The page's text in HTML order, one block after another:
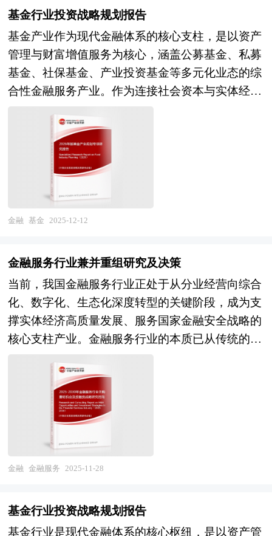
合"的演进趋势。一是服务智能化与个性化，AI驱
动的智能投顾将从标准化配置走向动态化、场景化
定制，基于客户人生大事（教育、置业、养老）
的"触发式"财富规划成为服务标配，数字员工与真
人顾问的"人机协同"模式重塑服务价值链；二是投
（SRI）从边缘走向主流，财富管理机构需构建涵
盖绿色产业、新能源、碳中和等领域的ESG产品谱
系，满足客户对可持续发展的价值诉求，同时应对
国际可持续信息披露标准趋同挑战；三是商业模式
生态化，开放式财富管理平台通过API接口整合银
行、证券、保险、信托、法律、税务等跨领域资
合解决方案转型。金融科技整合进一步加深，机构
与科技平台从"合作"走向"共生"，数据资产化能力
成为核心竞争壁垒。 本研究咨询报告由中研普华
咨询公司领衔撰写，在大量周密的市场调研基础
上，主要依据了国家统计局、国家商务部、国家发
改委、国家经济信息中心、国务院发展研究中心、
国家海关总署、全国商业信息中心、中国经济景气
监测中心、中国行业研究网、全国及海外相关报刊
杂志的基础信息以及财富管理行业研究单位等公布
和提供的大量资料。报告对我国财富管理行业的供
需状况、发展现状、子行业发展变化等进行了分
析，重点分析了国内外财富管理行业的发展现状、
竞争力，以及行业的投资分析和趋势预测等等。报
告还综合了财富管理行业的整体发展动态，对行业
布局，互联网巨头依托场景优势深度切入，专业中
前列。核心消费群体代际更迭显著，互联网原住民
成为购险主力，其碎片化、个性化、便捷化的需求
特征倒逼产品创新与体验升级。监管体系日臻完
善，从渠道治理到产品设计、从数据安全到消费者
权益保护形成全方位规范框架，行业合规经营基础
持续夯实。同时，针对下沉市场、银发群体、新市
民等普惠保险需求加速线上释放，场景化、定制化
的短期险、健康险、养老险产品矩阵不断丰富。
展望未来，技术赋能将贯穿保险价值链各环节，驱
动行业进入智能化深水区。基于物联网与行为数据
的动态定价模型将重塑风险评估逻辑，AI驱动的智
赋能保单存证与反欺诈能力，监管科技应用则强化
合规管理效能。产品层面，场景化创新将向更细分
的垂直领域延伸，与电商、出行、医疗、养老等生
态深度融合，形成"风险保障+服务资源"的一体化
解决方案。服务层面，客户经营从单次交易转向长
值服务成为差异化竞争关键，线上线下融合
（O2O）的全渠道服务体系日趋成熟。 本研究咨
询报告由中研普华咨询公司领衔撰写，在大量周密
的市场调研基础上，主要依据了国家统计局、国家
商务部、国家发改委、国家经济信息中心、国务院
发展研究中心、国家海关总署、全国商业信息中
险行业研究单位等公布和提供的大量资料。报告对
基金行业投资战略规划报告
基金产业作为现代金融体系的核心支柱，是以资产
管理与财富增值服务为核心，涵盖公募基金、私募
基金、社保基金、产业投资基金等多元化业态的综
合性金融服务产业。作为连接社会资本与实体经济
的关键枢纽，基金产业不仅是推动直接融资比重提
升、优化金融资源配置的战略载体，更是服务居民
财富管理需求、支持国家重大战略实施、促进产业
结构升级的重要引擎。在"十五五"时期，随着中国
经济从高速增长迈向高质量发展、资本市场改革持
续深化以及居民资产配置意识系统性觉醒，基金产
业已从传统的通道业务驱动模式，演进为融合金融
产管理生态，其发展质量直接关系到国家金融安
效。 产业规划一般包括产业发展现状、产业特征
分析、产业发展目标和发展定位、产业发展重点方
向、产业空间引导和产业发展政策等。随着中国对
外开放程度的深化，经济全球化和区域化对产业发
展的影响显著增强，产业间的竞争层次和深度也发
生了变化。因此，科学预测产业发展趋势和空间变
化态势，对产业发展和规划具有重要的意义。中研
普华拥有28年的产业规划、细分市场研究及大量项
目运作经验，业务覆盖全球。累积300多个产业园
区规划落地项目案例，拥有丰富的产业园区、特色
小镇、田园综合体、文旅地产、智慧物流、乡村振
究服务经验，形成了独特的产业研究及战略投资一
体化服务体系，涉及8000多个细分行业，积累了数
金融 基金 2025-12-12
金融服务行业兼并重组研究及决策
当前，我国金融服务行业正处于从分业经营向综合
化、数字化、生态化深度转型的关键阶段，成为支
撑实体经济高质量发展、服务国家金融安全战略的
核心支柱产业。金融服务行业的本质已从传统的存
贷汇、投融资、保险保障等基础功能，演变为以数
据要素为驱动、以科技赋能为手段、以风险管理为
底线，涵盖银行、证券、保险、资管、支付、金融
科技等多元业态的复合型现代金融服务生态。其核
心价值在于通过高效的资源配置、精准的风险定价
与深度的产融协同，为实体企业、居民部门及政府
提供全生命周期、全场景覆盖的综合解决方案。随
管框架持续完善以及全球地缘政治风险上升，金融
金融 金融服务 2025-11-28
基金行业投资战略规划报告
基金行业是现代金融体系的核心枢纽，是以资产管